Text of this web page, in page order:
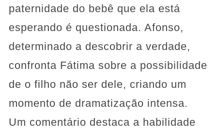
paternidade do bebê que ela está
esperando é questionada. Afonso,
determinado a descobrir a verdade,
confronta Fátima sobre a possibilidade
de o filho não ser dele, criando um
momento de dramatização intensa.
Um comentário destaca a habilidade